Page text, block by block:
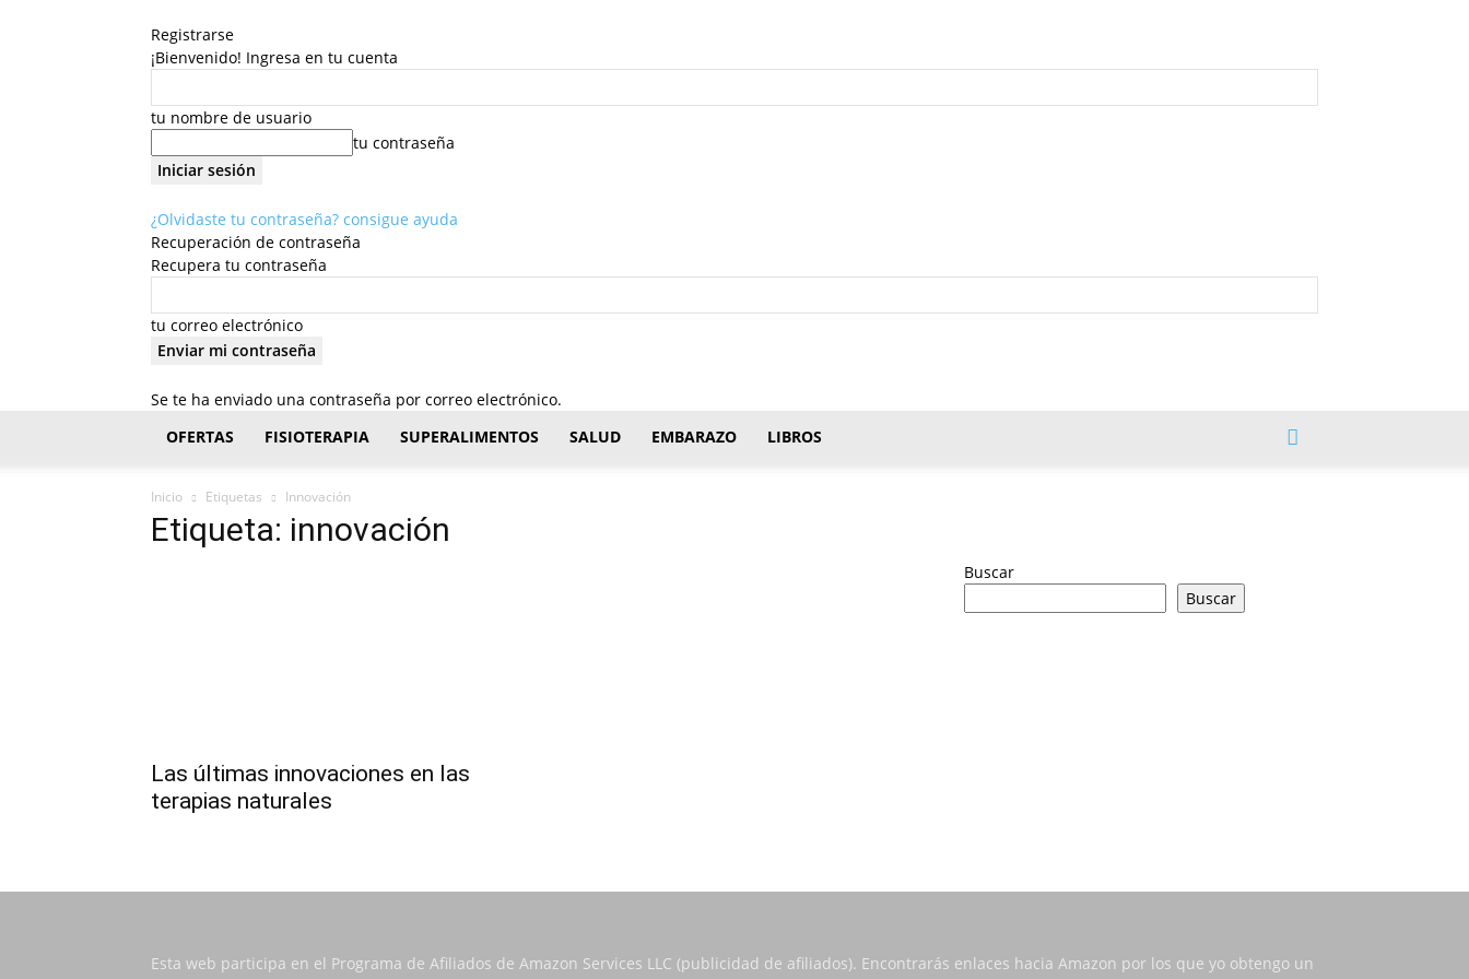
Registrarse
¡Bienvenido! Ingresa en tu cuenta
tu nombre de usuario
tu contraseña
¿Olvidaste tu contraseña? consigue ayuda
Recuperación de contraseña
Recupera tu contraseña
tu correo electrónico
Se te ha enviado una contraseña por correo electrónico.
OFERTAS FISIOTERAPIA SUPERALIMENTOS SALUD EMBARAZO LIBROS
Inicio Etiquetas Innovación
Etiqueta: innovación
Las últimas innovaciones en las
terapias naturales
Buscar
Buscar
Esta web participa en el Programa de Afiliados de Amazon Services LLC (publicidad de afiliados). Encontrarás enlaces hacia Amazon por los que yo obtengo un